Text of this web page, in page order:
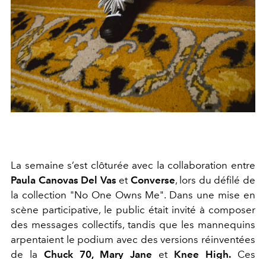
La semaine s’est clôturée avec la collaboration entre
Paula Canovas Del Vas et Converse, lors du défilé de
la collection "No One Owns Me". Dans une mise en
scène participative, le public était invité à composer
des messages collectifs, tandis que les mannequins
arpentaient le podium avec des versions réinventées
de la Chuck 70, Mary Jane etKnee High. Ces